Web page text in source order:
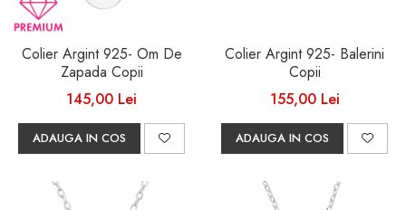
Colier Argint 925- Om De
Zapada Copii
145,00 Lei
ADAUGA IN COS
Colier Argint 925- Balerini
Copii
155,00 Lei
ADAUGA IN COS